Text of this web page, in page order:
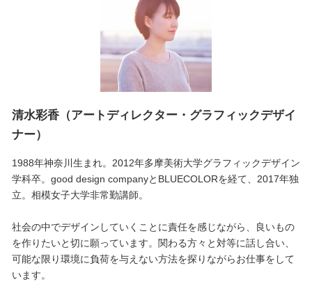
清水彩香（アートディレクター・グラフィックデザイ
ナー）
1988年神奈川生まれ。2012年多摩美術大学グラフィックデザイン
学科卒。good design companyとBLUECOLORを経て、2017年独
立。相模女子大学非常勤講師。
社会の中でデザインしていくことに責任を感じながら、良いもの
を作りたいと切に願っています。関わる方々と対等に話し合い、
可能な限り環境に負荷を与えない方法を探りながらお仕事をして
います。